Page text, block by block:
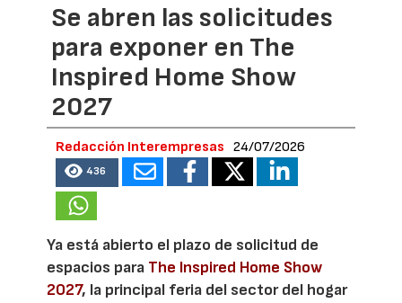
Se abren las solicitudes
para exponer en The
Inspired Home Show
2027
Redacción Interempresas 24/07/2026
436
Ya está abierto el plazo de solicitud de
espacios para The Inspired Home Show
2027, la principal feria del sector del hogar